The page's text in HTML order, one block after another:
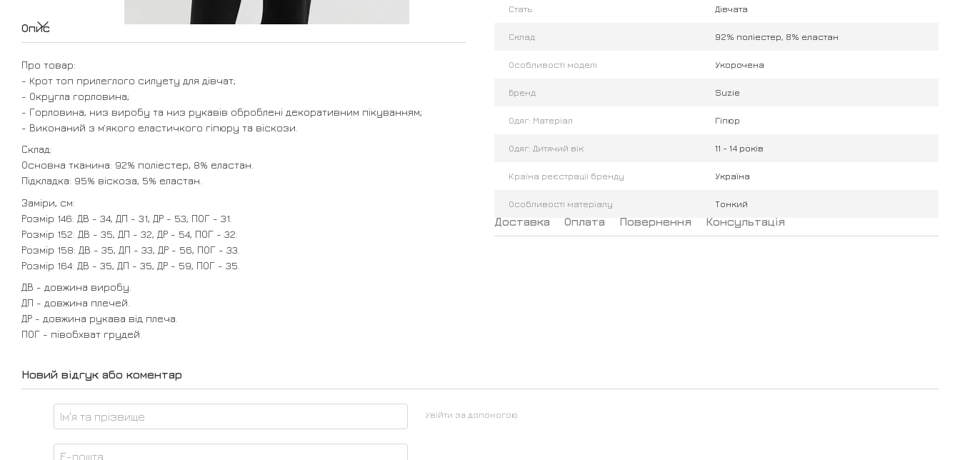
Опис
Про товар:
- Крот топ прилеглого силуету для дівчат;
- Округла горловина;
- Горловина, низ виробу та низ рукавів оброблені декоративним пікуванням;
- Виконаний з мʼякого еластичкого гіпюру та віскози.
Склад:
Основна тканина: 92% поліестер, 8% еластан.
Підкладка: 95% віскоза, 5% еластан.
Заміри, см:
Розмір 146: ДВ - 34, ДП - 31, ДР - 53, ПОГ - 31.
Розмір 152: ДВ - 35, ДП - 32, ДР - 54, ПОГ - 32.
Розмір 158: ДВ - 35, ДП - 33, ДР - 56, ПОГ - 33.
Розмір 164: ДВ - 35, ДП - 35, ДР - 59, ПОГ - 35.
ДВ - довжина виробу.
ДП - довжина плечей.
ДР - довжина рукава від плеча.
ПОГ - півобхват грудей.
Стать Дівчата
Склад 92% поліестер, 8% еластан
Особливості моделі Укорочена
Бренд Suzie
Одяг: Матеріал Гіпюр
Одяг: Дитячий вік 11 - 14 років
Країна реєстрації бренду Україна
Особливості матеріалу Тонкий
Доставка Оплата Повернення Консультація
Новий відгук або коментар
Увійти за допомогою